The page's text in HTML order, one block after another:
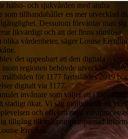
hälso- och sjukvården med andra
som tillhandahåller en mer utvecklad
Dessutom förväntar man sig
likvärdigt och att det finns sömlösa
olika vårdenheter, säger Louise
det uppenbart att den digitala
regionen behövde utvecklas.
målbilden för 1177 fastställdes 2019
digitalt via 1177.
invånare som väljer att i första
stadigt ökat. Vi såg möjligheter att
och effektivisera
tillgång till målgruppsanpassad
Ercolino.